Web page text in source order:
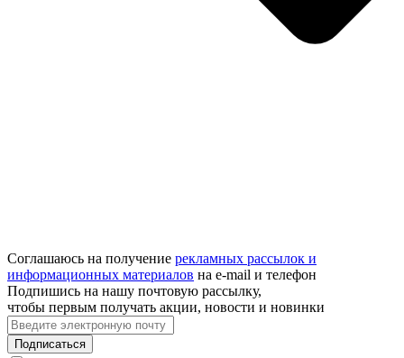
Соглашаюсь на получение рекламных рассылок и
информационных материалов на e‑mail и телефон
Подпишись на нашу почтовую рассылку,
чтобы первым получать акции, новости и новинки
Подписаться